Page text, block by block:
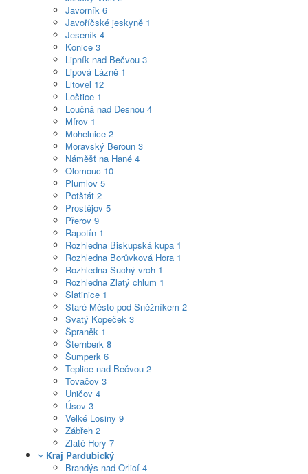
Javorník 6
Javoříčské jeskyně 1
Jeseník 4
Konice 3
Lipník nad Bečvou 3
Lipová Lázně 1
Litovel 12
Loštice 1
Loučná nad Desnou 4
Mírov 1
Mohelnice 2
Moravský Beroun 3
Náměšť na Hané 4
Olomouc 10
Plumlov 5
Potštát 2
Prostějov 5
Přerov 9
Rapotín 1
Rozhledna Biskupská kupa 1
Rozhledna Borůvková Hora 1
Rozhledna Suchý vrch 1
Rozhledna Zlatý chlum 1
Slatinice 1
Staré Město pod Sněžníkem 2
Svatý Kopeček 3
Špraněk 1
Šternberk 8
Šumperk 6
Teplice nad Bečvou 2
Tovačov 3
Uničov 4
Úsov 3
Velké Losiny 9
Zábřeh 2
Zlaté Hory 7
Kraj Pardubický
Brandýs nad Orlicí 4